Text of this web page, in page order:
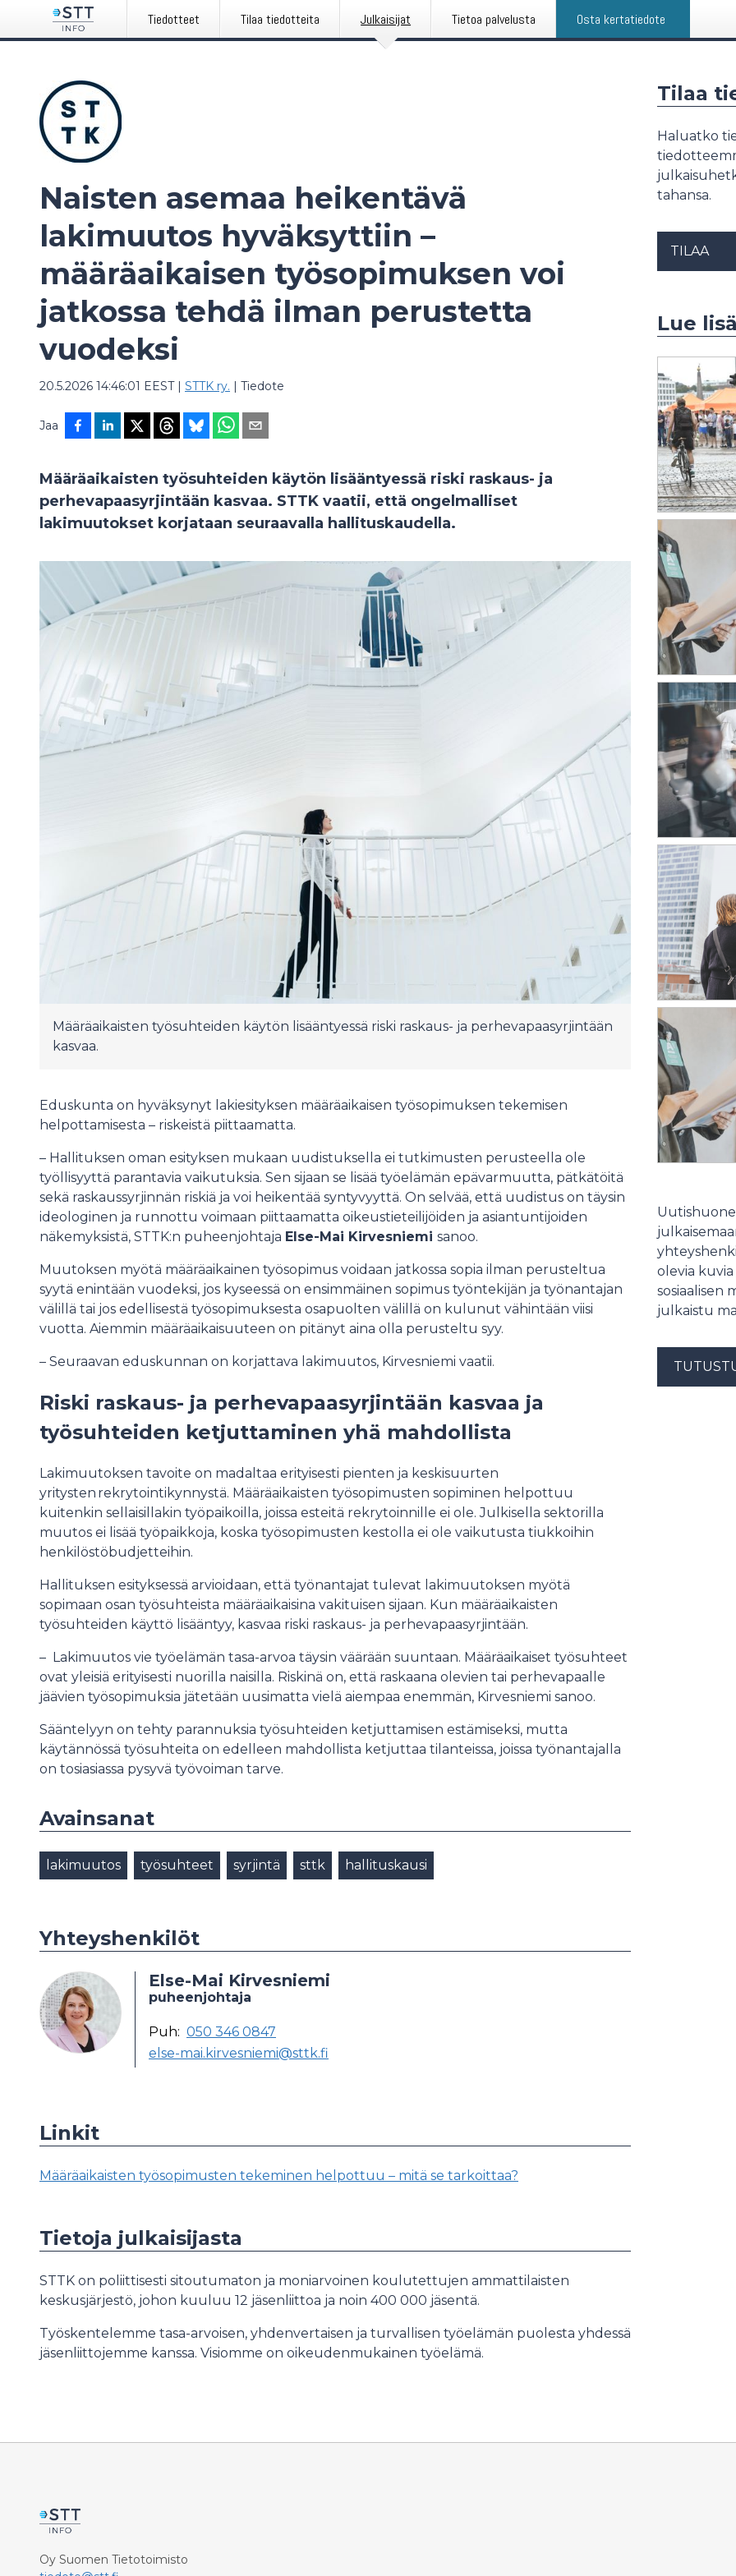
Tiedotteet Tilaa tiedotteita Julkaisijat Tietoa palvelusta Osta kertatiedote
Naisten asemaa heikentävä
lakimuutos hyväksyttiin –
määräaikaisen työsopimuksen voi
jatkossa tehdä ilman perustetta
vuodeksi
20.5.2026 14:46:01 EEST| STTK ry. | Tiedote
Jaa
Määräaikaisten työsuhteiden käytön lisääntyessä riski raskaus- ja
perhevapaasyrjintään kasvaa. STTK vaatii, että ongelmalliset
lakimuutokset korjataan seuraavalla hallituskaudella.
Määräaikaisten työsuhteiden käytön lisääntyessä riski raskaus- ja perhevapaasyrjintään
kasvaa.
Eduskunta on hyväksynyt lakiesityksen määräaikaisen työsopimuksen tekemisen
helpottamisesta – riskeistä piittaamatta.
– Hallituksen oman esityksen mukaan uudistuksella ei tutkimusten perusteella ole
työllisyyttä parantavia vaikutuksia. Sen sijaan se lisää työelämän epävarmuutta, pätkätöitä
sekä raskaussyrjinnän riskiä ja voi heikentää syntyvyyttä. On selvää, että uudistus on täysin
ideologinen ja runnottu voimaan piittaamatta oikeustieteilijöiden ja asiantuntijoiden
näkemyksistä, STTK:n puheenjohtaja Else-Mai Kirvesniemi sanoo.
Muutoksen myötä määräaikainen työsopimus voidaan jatkossa sopia ilman perusteltua
syytä enintään vuodeksi, jos kyseessä on ensimmäinen sopimus työntekijän ja työnantajan
välillä tai jos edellisestä työsopimuksesta osapuolten välillä on kulunut vähintään viisi
vuotta. Aiemmin määräaikaisuuteen on pitänyt aina olla perusteltu syy.
– Seuraavan eduskunnan on korjattava lakimuutos, Kirvesniemi vaatii.
Riski raskaus- ja perhevapaasyrjintään kasvaa ja
työsuhteiden ketjuttaminen yhä mahdollista
Lakimuutoksen tavoite on madaltaa erityisesti pienten ja keskisuurten
yritysten rekrytointikynnystä. Määräaikaisten työsopimusten sopiminen helpottuu
kuitenkin sellaisillakin työpaikoilla, joissa esteitä rekrytoinnille ei ole. Julkisella sektorilla
muutos ei lisää työpaikkoja, koska työsopimusten kestolla ei ole vaikutusta tiukkoihin
henkilöstöbudjetteihin.
Hallituksen esityksessä arvioidaan, että työnantajat tulevat lakimuutoksen myötä
sopimaan osan työsuhteista määräaikaisina vakituisen sijaan. Kun määräaikaisten
työsuhteiden käyttö lisääntyy, kasvaa riski raskaus- ja perhevapaasyrjintään.
– Lakimuutos vie työelämän tasa-arvoa täysin väärään suuntaan. Määräaikaiset työsuhteet
ovat yleisiä erityisesti nuorilla naisilla. Riskinä on, että raskaana olevien tai perhevapaalle
jäävien työsopimuksia jätetään uusimatta vielä aiempaa enemmän, Kirvesniemi sanoo.
Sääntelyyn on tehty parannuksia työsuhteiden ketjuttamisen estämiseksi, mutta
käytännössä työsuhteita on edelleen mahdollista ketjuttaa tilanteissa, joissa työnantajalla
on tosiasiassa pysyvä työvoiman tarve.
Avainsanat
lakimuutos työsuhteet syrjintä sttk hallituskausi
Yhteyshenkilöt
Else-Mai Kirvesniemi
puheenjohtaja
Puh: 050 346 0847
else-mai.kirvesniemi@sttk.fi
Linkit
Määräaikaisten työsopimusten tekeminen helpottuu – mitä se tarkoittaa?
Tietoja julkaisijasta
STTK on poliittisesti sitoutumaton ja moniarvoinen koulutettujen ammattilaisten
keskusjärjestö, johon kuuluu 12 jäsenliittoa ja noin 400 000 jäsentä.
Työskentelemme tasa-arvoisen, yhdenvertaisen ja turvallisen työelämän puolesta yhdessä
jäsenliittojemme kanssa. Visiomme on oikeudenmukainen työelämä.
Tilaa
Haluatko
tahansa.
TILAA
Lue
olevia
sosiaalisen
julkaistu
Oy Suomen Tietotoimisto